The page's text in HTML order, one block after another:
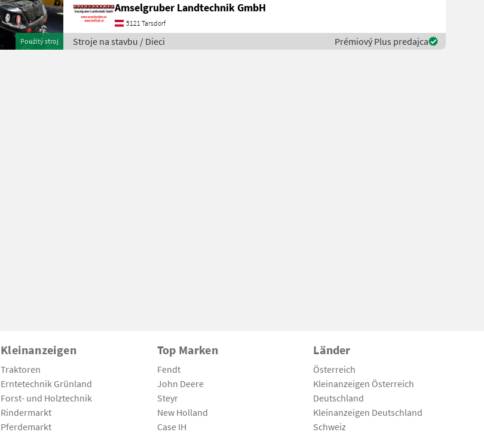
Použitý stroj
Amselgruber Landtechnik GmbH
5121 Tarsdorf
Stroje na stavbu / Dieci Prémiový Plus predajca
Kleinanzeigen
Traktoren
Erntetechnik Grünland
Forst- und Holztechnik
Rindermarkt
Pferdemarkt
Top Marken
Fendt
John Deere
Steyr
New Holland
Case IH
Länder
Österreich
Kleinanzeigen Österreich
Deutschland
Kleinanzeigen Deutschland
Schweiz